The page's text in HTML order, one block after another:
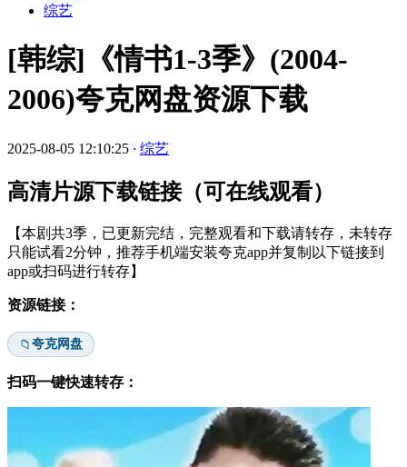
综艺
[韩综]《情书1-3季》(2004-
2006)夸克网盘资源下载
2025-08-05 12:10:25 · 综艺
高清片源下载链接（可在线观看）
【本剧共3季，已更新完结，完整观看和下载请转存，未转存
只能试看2分钟，推荐手机端安装夸克app并复制以下链接到
app或扫码进行转存】
资源链接：
📁夸克网盘
扫码一键快速转存：